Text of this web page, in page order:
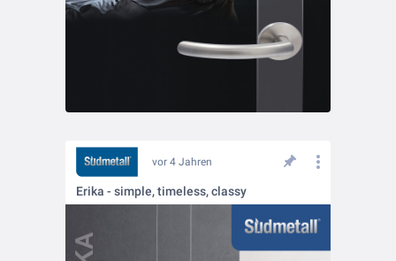
vor 4 Jahren
Erika - simple, timeless, classy